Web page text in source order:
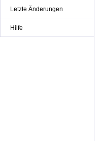
Letzte Änderungen
Hilfe